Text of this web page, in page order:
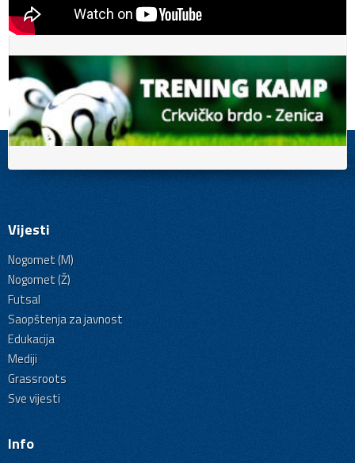
Vijesti
Nogomet (M)
Nogomet (Ž)
Futsal
Saopštenja za javnost
Edukacija
Mediji
Grassroots
Sve vijesti
Info